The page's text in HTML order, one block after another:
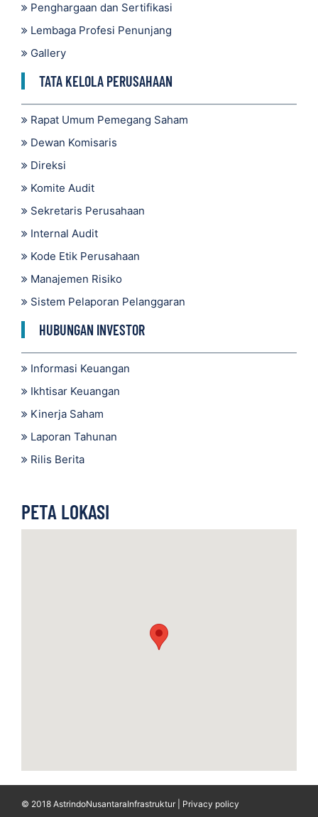
Penghargaan dan Sertifikasi
Lembaga Profesi Penunjang
Gallery
TATA KELOLA PERUSAHAAN
Rapat Umum Pemegang Saham
Dewan Komisaris
Direksi
Komite Audit
Sekretaris Perusahaan
Internal Audit
Kode Etik Perusahaan
Manajemen Risiko
Sistem Pelaporan Pelanggaran
HUBUNGAN INVESTOR
Informasi Keuangan
Ikhtisar Keuangan
Kinerja Saham
Laporan Tahunan
Rilis Berita
PETA LOKASI
© 2018 AstrindoNusantaraInfrastruktur | Privacy policy